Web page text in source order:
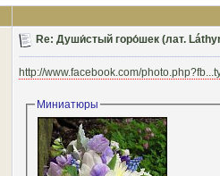
Re: Души́стый горо́шек (лат.
http://www.facebook.com/
Миниатюры